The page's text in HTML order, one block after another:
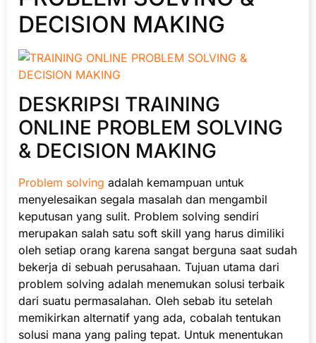
DECISION MAKING
DESKRIPSI TRAINING
ONLINE PROBLEM SOLVING
& DECISION MAKING
Problem solving adalah kemampuan untuk
menyelesaikan segala masalah dan mengambil
keputusan yang sulit. Problem solving sendiri
merupakan salah satu soft skill yang harus dimiliki
oleh setiap orang karena sangat berguna saat sudah
bekerja di sebuah perusahaan. Tujuan utama dari
problem solving adalah menemukan solusi terbaik
dari suatu permasalahan. Oleh sebab itu setelah
memikirkan alternatif yang ada, cobalah tentukan
solusi mana yang paling tepat. Untuk menentukan